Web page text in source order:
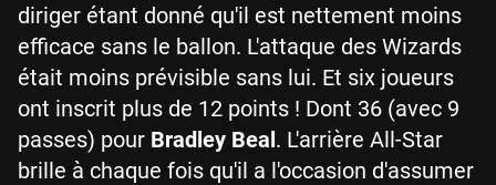
diriger étant donné qu'il est nettement moins
efficace sans le ballon. L'attaque des Wizards
était moins prévisible sans lui. Et six joueurs
ont inscrit plus de 12 points ! Dont 36 (avec 9
passes) pour Bradley Beal. L'arrière All-Star
brille à chaque fois qu'il a l'occasion d'assumer